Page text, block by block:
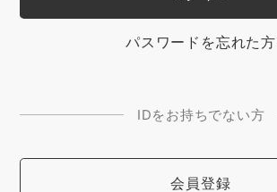
パスワードを忘れた方
IDをお持ちでない方
会員登録